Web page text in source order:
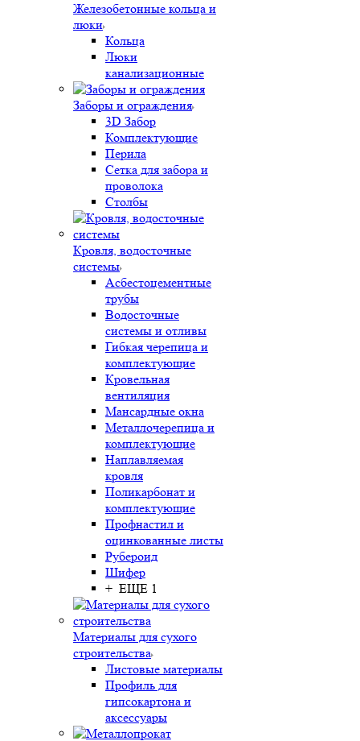
Железобетонные кольца и
люки
Кольца
Люки
канализационные
Заборы и ограждения
3D Забор
Комплектующие
Перила
Сетка для забора и
проволока
Столбы
Кровля, водосточные
системы
Асбестоцементные
трубы
Водосточные
системы и отливы
Гибкая черепица и
комплектующие
Кровельная
вентиляция
Мансардные окна
Металлочерепица и
комплектующие
Наплавляемая
кровля
Поликарбонат и
комплектующие
Профнастил и
оцинкованные листы
Рубероид
Шифер
+ ЕЩЕ 1
Материалы для сухого
строительства
Листовые материалы
Профиль для
гипсокартона и
аксессуары